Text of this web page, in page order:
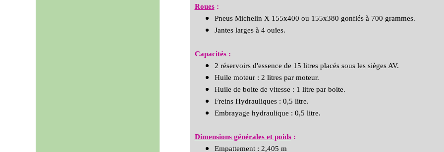
Roues :
Pneus Michelin X 155x400 ou 155x380 gonflés à 700 grammes.
Jantes larges à 4 ouïes.
Capacités :
2 réservoirs d'essence de 15 litres placés sous les sièges AV.
Huile moteur : 2 litres par moteur.
Huile de boite de vitesse : 1 litre par boite.
Freins Hydrauliques : 0,5 litre.
Embrayage hydraulique : 0,5 litre.
Dimensions générales et poids :
Empattement : 2,405 m